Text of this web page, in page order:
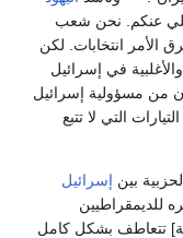
عنكم. نحن شعب
الأمر انتخابات. لكن
في إسرائيل
أن من مسؤولية إسرائيل
التي لا تتبع
بين إسرائيل
للديمقراطيين
تتعاطف بشكل كامل